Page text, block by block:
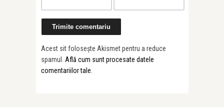
Acest sit folosește Akismet pentru a reduce
spamul. Află cum sunt procesate datele
comentariilor tale